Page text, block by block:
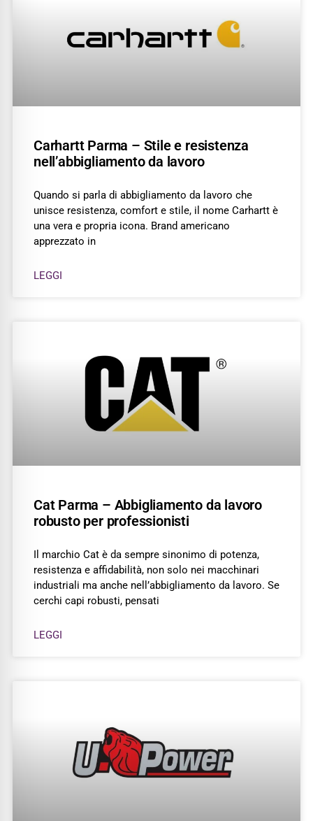
Carhartt Parma – Stile e resistenza
nell’abbigliamento da lavoro
Quando si parla di abbigliamento da lavoro che
unisce resistenza, comfort e stile, il nome Carhartt è
una vera e propria icona. Brand americano
apprezzato in
LEGGI
Cat Parma – Abbigliamento da lavoro
robusto per professionisti
Il marchio Cat è da sempre sinonimo di potenza,
resistenza e affidabilità, non solo nei macchinari
industriali ma anche nell’abbigliamento da lavoro. Se
cerchi capi robusti, pensati
LEGGI